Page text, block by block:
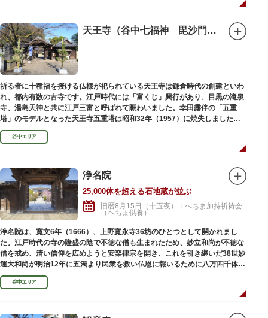
天王寺（谷中七福神 毘沙門天）
祈る者に十種福を授ける仏様が祀られている天王寺は鎌倉時代の創建といわ
れ、都内有数の古寺です。江戸時代には「富くじ」興行があり、目黒の滝泉
寺、湯島天神と共に江戸三富と呼ばれて賑わいました。幸田露伴の「五重
塔」のモデルとなった天王寺五重塔は昭和32年（1957）に焼失しました
が、その跡地は今も谷中霊園に残っています。
谷中エリア
浄名院
25,000体を超える石地蔵が並ぶ
旧暦8月15日（十五夜）：へちま加持祈祷会
（へちま供養）
浄名院は、寛文6年（1666）、上野寛永寺36坊のひとつとして開かれまし
た。江戸時代の寺の隆盛の陰で不徳な僧も生まれたため、妙立和尚が不徳な
僧を戒め、清い信仰を広めようと安楽律宗を開き、これを引き継いだ38世妙
運大和尚が明治12年に五濁より民衆を救い仏恩に報いるために八万四千体の
石地蔵建立を発願しました。現在では2万５千体を超える像が造立されてい
ます。谷中エリア